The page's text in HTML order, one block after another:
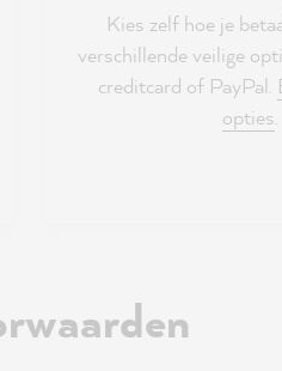
Kies zelf hoe je
verschillende veilige
creditcard of PayPal.
opties.